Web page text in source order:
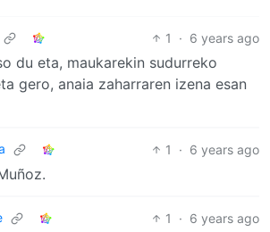
1 · 6 years ago
du eta, maukarekin sudurreko
gero, anaia zaharraren izena esan
1 · 6 years ago
1 · 6 years ago